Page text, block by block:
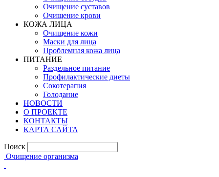
Очищение суставов
Очищение крови
КОЖА ЛИЦА
Очищение кожи
Маски для лица
Проблемная кожа лица
ПИТАНИЕ
Раздельное питание
Профилактические диеты
Сокотерапия
Голодание
НОВОСТИ
О ПРОЕКТЕ
КОНТАКТЫ
КАРТА САЙТА
Поиск
Очищение организма